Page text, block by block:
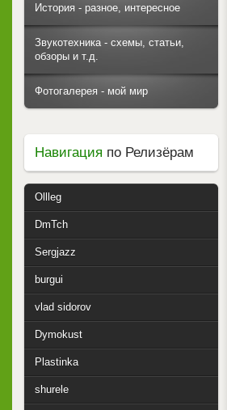
История - разное, интересное
Звукотехника - схемы, статьи,
обзоры и т.д.
Фотогалерея - мой мир
Навигация по Релизёрам
Ollleg
DmTch
Sergjazz
burgui
vlad sidorov
Dymokust
Plastinka
shurele